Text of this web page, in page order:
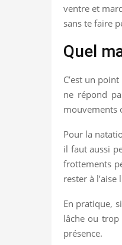
ventre et
sans te faire
Quel
C’est un
ne répond
mouvements
Pour la
il faut aussi
frottements
rester à l’aise
En pratique,
lâche ou trop
présence.